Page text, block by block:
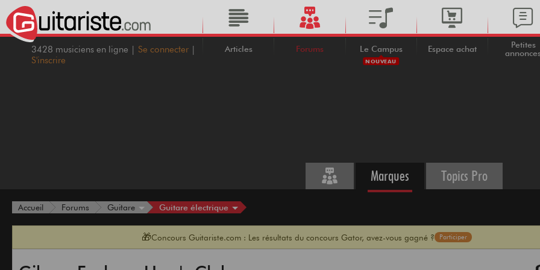
3428 musiciens en ligne | Se connecter |
S'inscrire
Articles Forums Le Campus
NOUVEAU
Espace achat
Petites
Marques Topics Pro
Accueil Forums Guitare Guitare électrique
🎁Concours Guitariste.com : Les résultats du concours Gator, avez-vous gagné ? Participer